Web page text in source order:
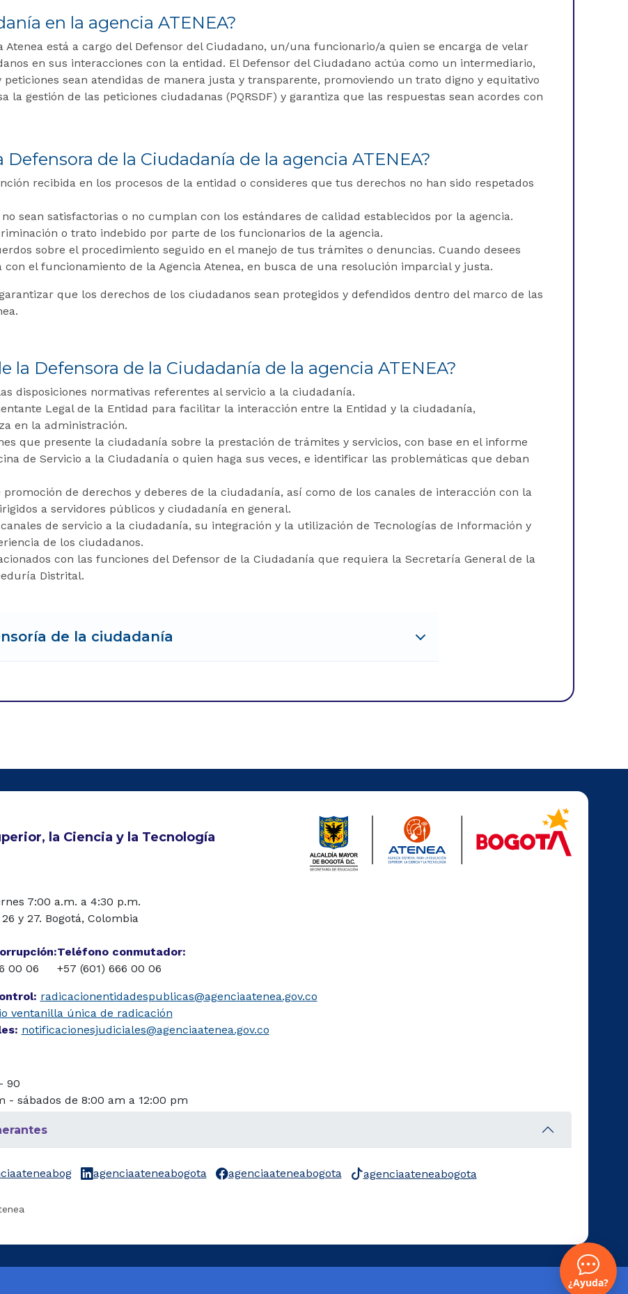
en la agencia ATENEA?
Atenea está a cargo del Defensor del Ciudadano, un/una funcionario/a quien se encarga de velar
en sus interacciones con la entidad. El Defensor del Ciudadano actúa como un intermediario,
sean atendidas de manera justa y transparente, promoviendo un trato digno y equitativo
la gestión de las peticiones ciudadanas (PQRSDF) y garantiza que las respuestas sean acordes con
de la Ciudadanía de la agencia ATENEA?
recibida en los procesos de la entidad o consideres que tus derechos no han sido respetados
sean satisfactorias o no cumplan con los estándares de calidad establecidos por la agencia.
o trato indebido por parte de los funcionarios de la agencia.
sobre el procedimiento seguido en el manejo de tus trámites o denuncias. Cuando desees
el funcionamiento de la Agencia Atenea, en busca de una resolución imparcial y justa.
que los derechos de los ciudadanos sean protegidos y defendidos dentro del marco de las
la Defensora de la Ciudadanía de la agencia ATENEA?
disposiciones normativas referentes al servicio a la ciudadanía.
Legal de la Entidad para facilitar la interacción entre la Entidad y la ciudadanía,
en la administración.
que presente la ciudadanía sobre la prestación de trámites y servicios, con base en el informe
de Servicio a la Ciudadanía o quien haga sus veces, e identificar las problemáticas que deban
de derechos y deberes de la ciudadanía, así como de los canales de interacción con la
a servidores públicos y ciudadanía en general.
de servicio a la ciudadanía, su integración y la utilización de Tecnologías de Información y
de los ciudadanos.
con las funciones del Defensor de la Ciudadanía que requiera la Secretaría General de la
Distrital.
de la ciudadanía
la Ciencia y la Tecnología
7:00 a.m. a 4:30 p.m.
y 27. Bogotá, Colombia
00 06
Teléfono conmutador:
+57 (601) 666 00 06
radicacionentidadespublicas@agenciaatenea.gov.co
ventanilla única de radicación
notificacionesjudiciales@agenciaatenea.gov.co
90
- sábados de 8:00 am a 12:00 pm
agenciaateneabogota agenciaateneabogota
agenciaateneabogota
¿Ayuda?